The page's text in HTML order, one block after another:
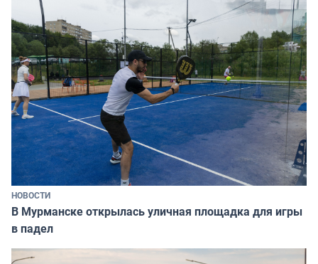
НОВОСТИ
В Мурманске открылась уличная площадка для игры
в падел